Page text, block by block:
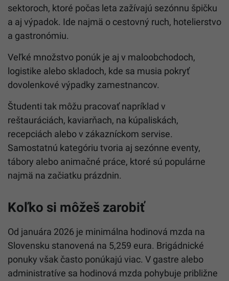
sektoroch, ktoré počas leta zažívajú sezónnu špičku
a aj výpadok. Ide najmä o cestovný ruch, hotelierstvo
a gastronómiu.
Veľké množstvo ponúk je aj v maloobchodoch,
logistike alebo skladoch, kde sa musia pokryť
dovolenkové výpadky zamestnancov.
Študenti tak môžu pracovať napríklad v
reštauráciách, kaviarňach, na kúpaliskách,
recepciách alebo v zákazníckom servise.
Samostatnú kategóriu tvoria aj sezónne eventy,
tábory alebo animačné práce, ktoré sú populárne
najmä na začiatku prázdnin.
Koľko si môžeš zarobiť
Od januára 2026 je minimálna hodinová mzda na
Slovensku stanovená na 5,259 eura. Brigádnické
ponuky však často ponúkajú viac. V gastre alebo
administratíve sa hodinová mzda pohybuje približne